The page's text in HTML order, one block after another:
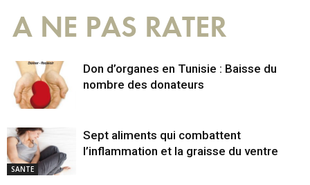
A NE PAS RATER
Don d’organes en Tunisie : Baisse du
nombre des donateurs
SANTE
Sept aliments qui combattent
l’inflammation et la graisse du ventre